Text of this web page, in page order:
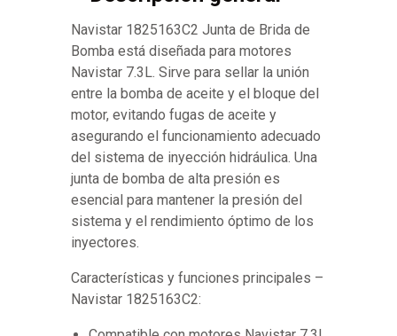
Navistar 1825163C2 Junta de Brida de
Bomba está diseñada para motores
Navistar 7.3L. Sirve para sellar la unión
entre la bomba de aceite y el bloque del
motor, evitando fugas de aceite y
asegurando el funcionamiento adecuado
del sistema de inyección hidráulica. Una
junta de bomba de alta presión es
esencial para mantener la presión del
sistema y el rendimiento óptimo de los
inyectores.
Características y funciones principales –
Navistar 1825163C2: